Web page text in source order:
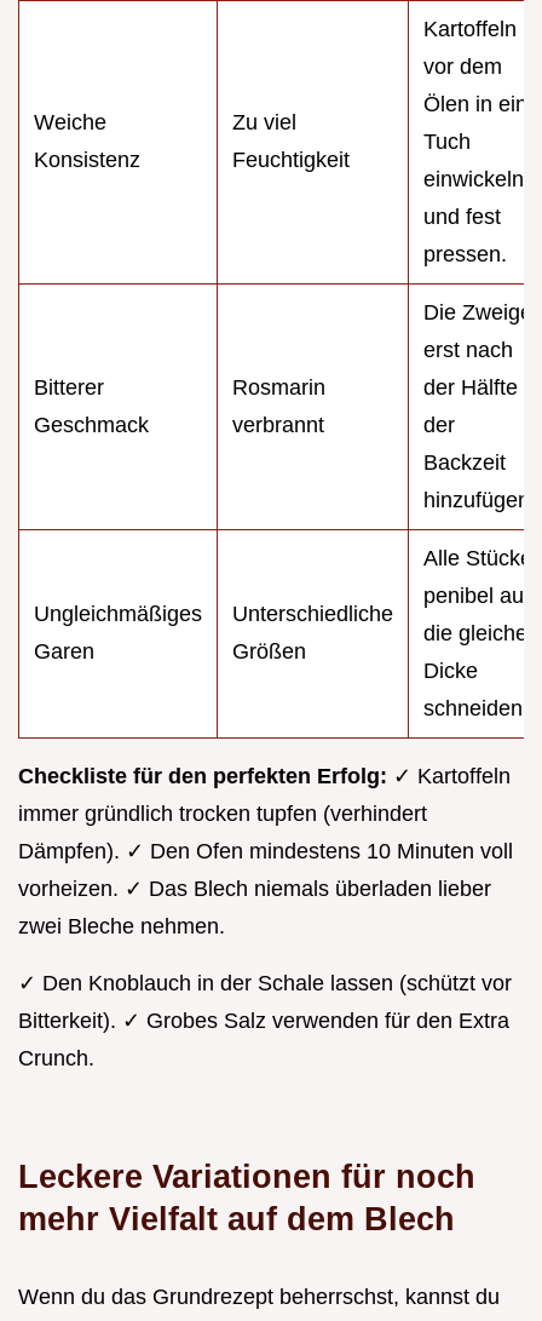
Weiche
Konsistenz
Zu viel
Feuchtigkeit
Kartoffeln
vor dem
Ölen in ein
Tuch
einwickeln
und fest
pressen.
Bitterer
Geschmack
Rosmarin
verbrannt
Die Zweige
erst nach
der Hälfte
der
Backzeit
hinzufügen.
Ungleichmäßiges
Garen
Unterschiedliche
Größen
Alle Stücke
penibel auf
die gleiche
Dicke
schneiden.
Checkliste für den perfekten Erfolg: ✓ Kartoffeln
immer gründlich trocken tupfen (verhindert
Dämpfen). ✓ Den Ofen mindestens 10 Minuten voll
vorheizen. ✓ Das Blech niemals überladen lieber
zwei Bleche nehmen.
✓ Den Knoblauch in der Schale lassen (schützt vor
Bitterkeit). ✓ Grobes Salz verwenden für den Extra
Crunch.
Leckere Variationen für noch
mehr Vielfalt auf dem Blech
Wenn du das Grundrezept beherrschst, kannst du